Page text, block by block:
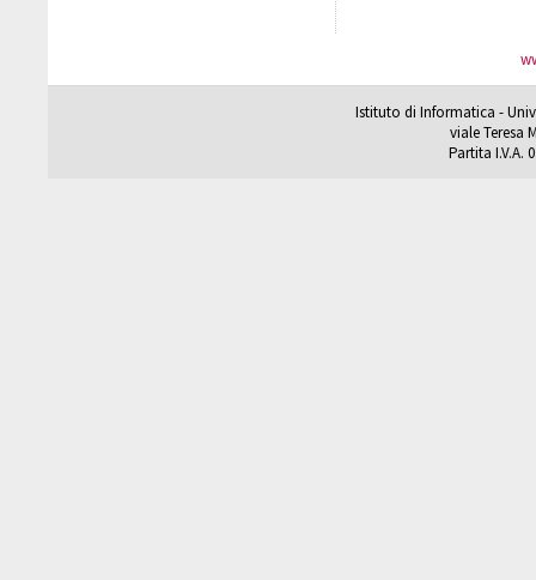
Istituto di Informatica -
viale Teresa
Partita I.V.A.